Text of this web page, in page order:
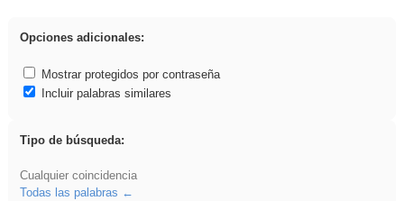
Opciones adicionales:
Mostrar protegidos por contraseña
Incluir palabras similares
Tipo de búsqueda:
Cualquier coincidencia
Todas las palabras